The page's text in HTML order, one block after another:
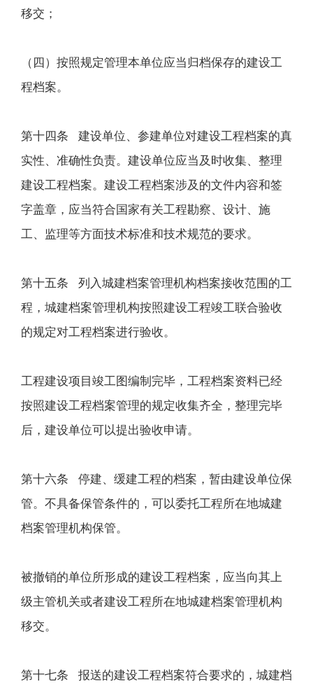
移交；
（四）按照规定管理本单位应当归档保存的建设工
程档案。
第十四条 建设单位、参建单位对建设工程档案的真
实性、准确性负责。建设单位应当及时收集、整理
建设工程档案。建设工程档案涉及的文件内容和签
字盖章，应当符合国家有关工程勘察、设计、施
工、监理等方面技术标准和技术规范的要求。
第十五条 列入城建档案管理机构档案接收范围的工
程，城建档案管理机构按照建设工程竣工联合验收
的规定对工程档案进行验收。
工程建设项目竣工图编制完毕，工程档案资料已经
按照建设工程档案管理的规定收集齐全，整理完毕
后，建设单位可以提出验收申请。
第十六条 停建、缓建工程的档案，暂由建设单位保
管。不具备保管条件的，可以委托工程所在地城建
档案管理机构保管。
被撤销的单位所形成的建设工程档案，应当向其上
级主管机关或者建设工程所在地城建档案管理机构
移交。
第十七条 报送的建设工程档案符合要求的，城建档